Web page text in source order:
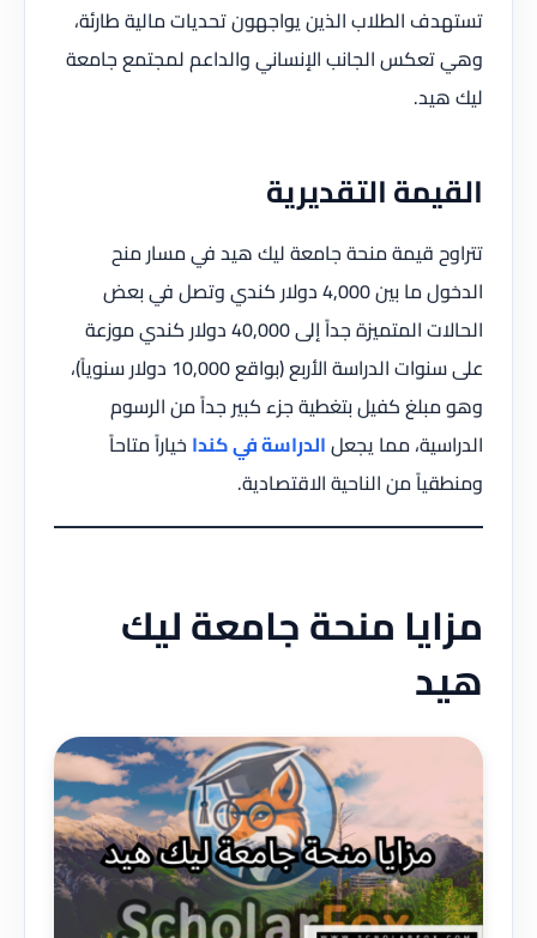
تستهدف الطلاب الذين يواجهون تحديات مالية طارئة،
وهي تعكس الجانب الإنساني والداعم لمجتمع جامعة
ليك هيد.
القيمة التقديرية
تتراوح قيمة منحة جامعة ليك هيد في مسار منح
الدخول ما بين 4,000 دولار كندي وتصل في بعض
الحالات المتميزة جداً إلى 40,000 دولار كندي موزعة
على سنوات الدراسة الأربع (بواقع 10,000 دولار سنوياً)،
وهو مبلغ كفيل بتغطية جزء كبير جداً من الرسوم
الدراسية، مما يجعلالدراسة في كندا خياراً متاحاً
ومنطقياً من الناحية الاقتصادية.
مزايا منحة جامعة ليك
هيد